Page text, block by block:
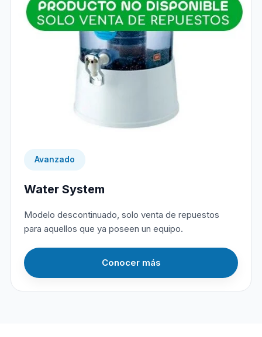
Avanzado
Water System
Modelo descontinuado, solo venta de repuestos
para aquellos que ya poseen un equipo.
Conocer más